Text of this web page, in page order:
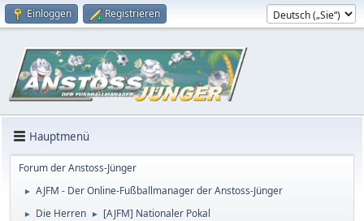
Einloggen Registrieren
Hauptmenü
Forum der Anstoss-Jünger
► AJFM - Der Online-Fußballmanager der Anstoss-Jünger
► Die Herren ► [AJFM] Nationaler Pokal